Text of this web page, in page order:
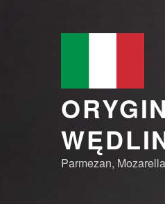
Parmezan,